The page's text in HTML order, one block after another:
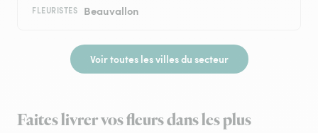
FLEURISTES Beauvallon
Voir toutes les villes du secteur
Faites livrer vos fleurs dans les plus